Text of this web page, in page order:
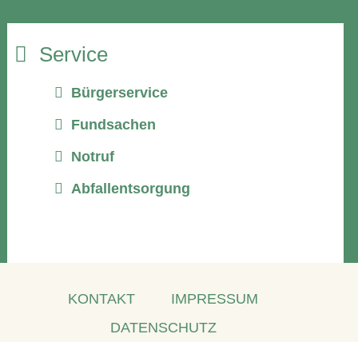
Service
Bürgerservice
Fundsachen
Notruf
Abfallentsorgung
KONTAKT
IMPRESSUM
DATENSCHUTZ